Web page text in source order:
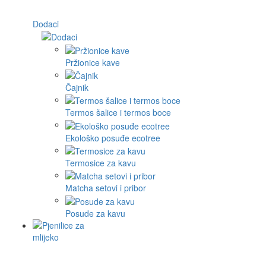
Dodaci
Pržionice kave
Čajnik
Termos šalice i termos boce
Ekološko posuđe ecotree
Termosice za kavu
Matcha setovi i pribor
Posude za kavu